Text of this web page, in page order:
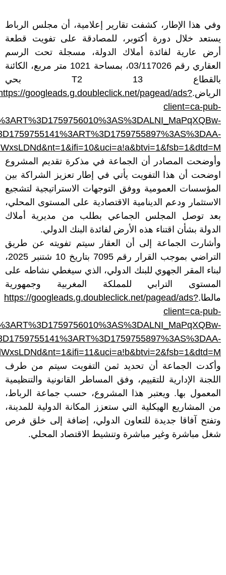
وفي هذا الإطار، كشفت تقارير إعلامية، أن مجلس الرباط
يستعد خلال دورة أكتوبر، للمصادقة على تفويت قطعة
أرض عارية لفائدة أملاك الدولة، مسجلة تحت الرسم
العقاري رقم 03/117026، بمساحة 1021 متر مربع، الكائنة
بالقطاع 13 T2 بحي
الرياض.googleads.g.doubleclick.net/pagead/ads?
client=ca-pub-
وأوضحت المصادر أن الجماعة في مذكرة تقديم المشروع
اوضحت أن هذا التفويت يأتي في إطار تعزيز الشراكة بين
المؤسسات العمومية ووفق التوجهات الاستراتيجية لتشجيع
الاستثمار ودعم الدينامية الاقتصادية على المستوى المحلي،
بعد توصل المجلس الجماعي بطلب من مديرية أملاك
الدولة بشأن اقتناء هذه الأرض لفائدة البنك الدولي.
وأشارت الجماعة إلى أن العقار سيتم تفويته عن طريق
التراضي بموجب القرار رقم 7095 بتاريخ 10 شتنبر 2025،
لبناء المقر الجهوي للبنك الدولي، الذي سيغطي نشاطه على
المستوى الترابي للمملكة المغربية وجمهورية
مالطا.https://googleads.g.doubleclick.net/pagead/ads?
client=ca-pub-
وأكدت الجماعة أن تحديد ثمن التفويت سيتم من طرف
اللجنة الإدارية للتقييم، وفق المساطر القانونية والتنظيمية
المعمول بها. ويعتبر هذا المشروع، حسب جماعة الرباط،
من المشاريع الهيكلية التي ستعزز المكانة الدولية للمدينة،
وتفتح آفاقا جديدة للتعاون الدولي، إضافة إلى خلق فرص
شغل مباشرة وغير مباشرة وتنشيط الاقتصاد المحلي.